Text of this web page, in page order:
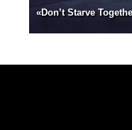
«Don’t Starve